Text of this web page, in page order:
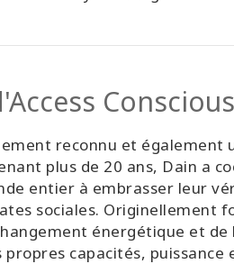
reconnu et également
plus de 20 ans, Dain a
entier à embrasser leur
sociales. Originellement
énergétique et
capacités, puissance